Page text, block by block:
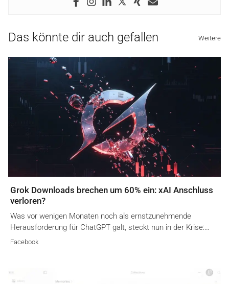
Das könnte dir auch gefallen Weitere
Grok Downloads brechen um 60% ein: xAI Anschluss
verloren?
Was vor wenigen Monaten noch als ernstzunehmende
Herausforderung für ChatGPT galt, steckt nun in der Krise:…
Facebook